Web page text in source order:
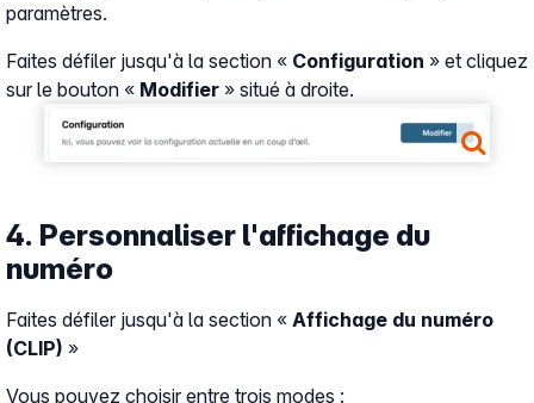
Show larger version
paramètres.
Faites défiler jusqu'à la section « Configuration » et cliquez
sur le bouton « Modifier » situé à droite.
4. Personnaliser l'affichage du
numéro
Faites défiler jusqu'à la section « Affichage du numéro
(CLIP) »
Vous pouvez choisir entre trois modes :